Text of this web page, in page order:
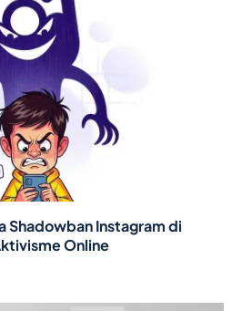
Shadowban Instagram di
Online